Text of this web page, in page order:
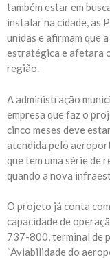
também estar em
instalar na cidade, as
unidas e afirmam que
estratégica e afetara
região.
A administração
empresa que faz o
cinco meses deve
atendida pelo
que tem uma série de
quando a nova
O projeto já conta
capacidade de
737-800, terminal de
“Aviabilidade do